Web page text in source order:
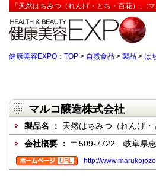
「天然はちみつ（れんげ・とち・百花）」:
健康美容EXPO：TOP > 自然食品 > 製品 > は
マルコ醸造株式会社
製品名 ： 天然はちみつ（れんげ・
会社概要 ： 〒509-7722 岐阜県恵
http://